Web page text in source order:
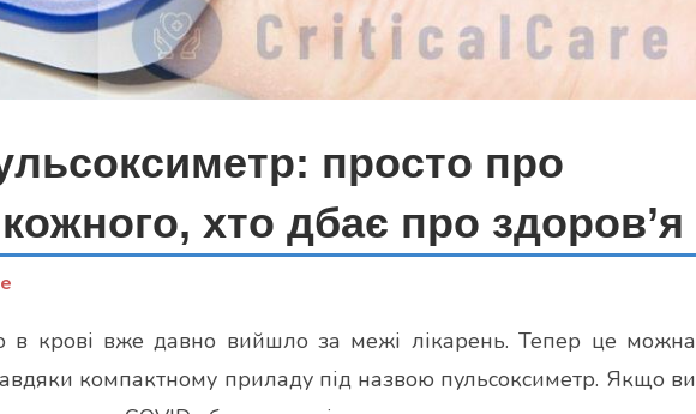
просто про
хто дбає про здоров’я
в крові вже давно вийшло за межі лікарень. Тепер це можна
компактному приладу під назвою пульсоксиметр. Якщо ви